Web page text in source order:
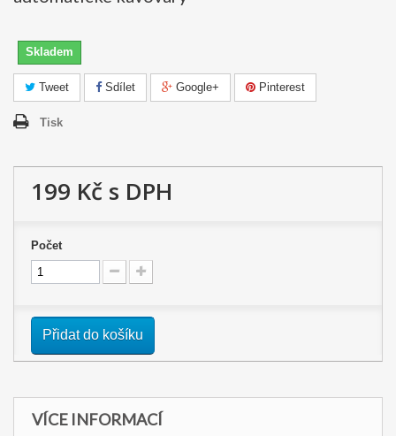
Skladem
Tweet Sdílet Google+ Pinterest
Tisk
199 Kč s DPH
Počet
Přidat do košíku
VÍCE INFORMACÍ